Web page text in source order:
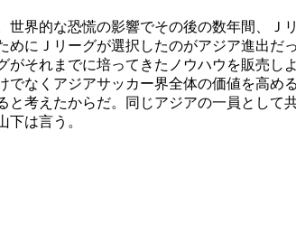
界的な恐慌の影響でその後の数年間、
にＪリーグが選択したのがアジア進出だ
それまでに培ってきたノウハウを販売し
なくアジアサッカー界全体の価値を高め
考えたからだ。同じアジアの一員として
は言う。